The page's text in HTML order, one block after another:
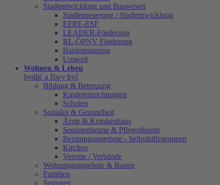
Stadtentwicklung und Bauwesen
Stadterneuerung / Stadtentwicklung
EFRE-ESF
LEADER-Förderung
RL-ÖPNV Förderung
Bauleitplanung
Umwelt
Wohnen & Leben
bydlić a žiwy być
Bildung & Betreuung
Kindereinrichtungen
Schulen
Soziales & Gesundheit
Ärzte & Krankenhaus
Seniorenheime & Pflegedienste
Beratungsangebote - Selbsthilfegruppen
Kirchen
Vereine / Verbände
Wohnungsangebote & Bauen
Familien
Senioren